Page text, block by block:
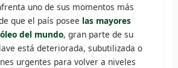
uno de sus momentos más
que el país posee las mayores
del mundo, gran parte de su
está deteriorada, subutilizada o
urgentes para volver a niveles